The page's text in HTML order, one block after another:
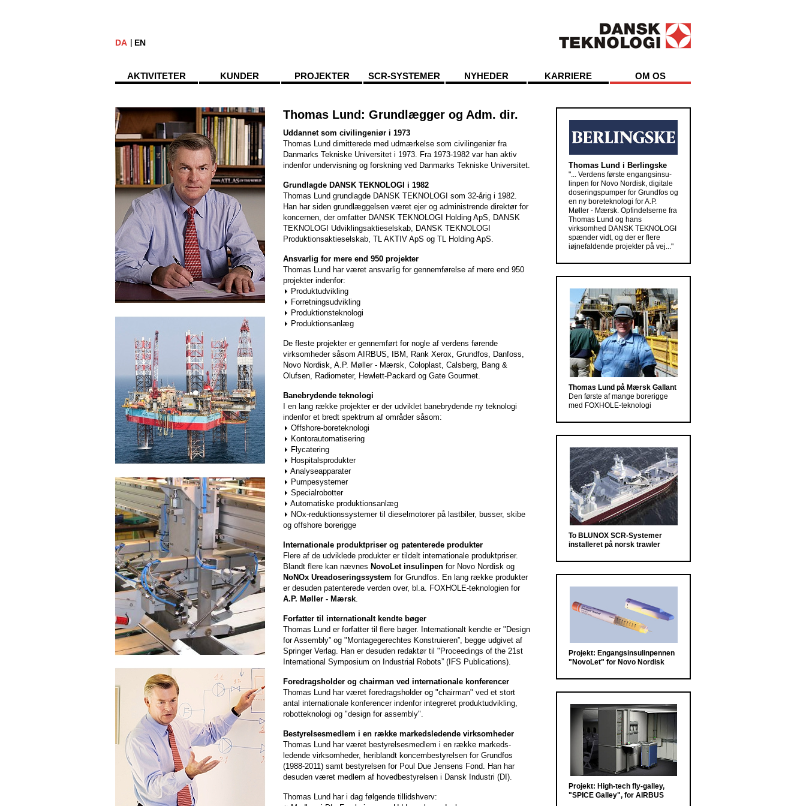
DA EN
AKTIVITETER KUNDER PROJEKTER SCR-SYSTEMER NYHEDER KARRIERE OM OS
Thomas Lund: Grundlægger og Adm. dir.
Uddannet som civilingeniør i 1973
Thomas Lund dimitterede med udmærkelse som civilingeniør fra
Danmarks Tekniske Universitet i 1973. Fra 1973-1982 var han aktiv
indenfor undervisning og forskning ved Danmarks Tekniske Universitet.
Grundlagde DANSK TEKNOLOGI i 1982
Thomas Lund grundlagde DANSK TEKNOLOGI som 32-årig i 1982.
Han har siden grundlæggelsen været ejer og administrende direktør for
koncernen, der omfatter DANSK TEKNOLOGI Holding ApS, DANSK
TEKNOLOGI Udviklingsaktieselskab, DANSK TEKNOLOGI
Produktionsaktieselskab, TL AKTIV ApS og TL Holding ApS.
Ansvarlig for mere end 950 projekter
Thomas Lund har været ansvarlig for gennemførelse af mere end 950
projekter indenfor:
Produktudvikling
Forretningsudvikling
Produktionsteknologi
Produktionsanlæg
De fleste projekter er gennemført for nogle af verdens førende
virksomheder såsom AIRBUS, IBM, Rank Xerox, Grundfos, Danfoss,
Novo Nordisk, A.P. Møller - Mærsk, Coloplast, Calsberg, Bang &
Olufsen, Radiometer, Hewlett-Packard og Gate Gourmet.
Banebrydende teknologi
I en lang række projekter er der udviklet banebrydende ny teknologi
indenfor et bredt spektrum af områder såsom:
Offshore-boreteknologi
Kontorautomatisering
Flycatering
Hospitalsprodukter
Analyseapparater
Pumpesystemer
Specialrobotter
Automatiske produktionsanlæg
NOx-reduktionssystemer til dieselmotorer på lastbiler, busser, skibe
og offshore borerigge
Internationale produktpriser og patenterede produkter
Flere af de udviklede produkter er tildelt internationale produktpriser.
Blandt flere kan nævnes NovoLet insulinpen for Novo Nordisk og
NoNOx Ureadoseringssystem for Grundfos. En lang række produkter
er desuden patenterede verden over, bl.a. FOXHOLE-teknologien for
A.P. Møller - Mærsk.
Forfatter til internationalt kendte bøger
Thomas Lund er forfatter til flere bøger. Internationalt kendte er "Design
for Assembly” og "Montagegerechtes Konstruieren”, begge udgivet af
Springer Verlag. Han er desuden redaktør til "Proceedings of the 21st
International Symposium on Industrial Robots” (IFS Publications).
Foredragsholder og chairman ved internationale konferencer
Thomas Lund har været foredragsholder og "chairman" ved et stort
antal internationale konferencer indenfor integreret produktudvikling,
robotteknologi og "design for assembly".
Bestyrelsesmedlem i en række markedsledende virksomheder
Thomas Lund har været bestyrelsesmedlem i en række markeds-
ledende virksomheder, heriblandt koncernbestyrelsen for Grundfos
(1988-2011) samt bestyrelsen for Poul Due Jensens Fond. Han har
desuden været medlem af hovedbestyrelsen i Dansk Industri (DI).
Thomas Lund har i dag følgende tillidshverv:
Thomas Lund i Berlingske
"... Verdens første engangsinsu-
linpen for Novo Nordisk, digitale
doseringspumper for Grundfos og
en ny boreteknologi for A.P.
Møller - Mærsk. Opfindelserne fra
Thomas Lund og hans
virksomhed DANSK TEKNOLOGI
spænder vidt, og der er flere
iøjnefaldende projekter på vej..."
Thomas Lund på Mærsk Gallant
Den første af mange borerigge
med FOXHOLE-teknologi
To BLUNOX SCR-Systemer
installeret på norsk trawler
Projekt: Engangsinsulinpennen
"NovoLet" for Novo Nordisk
Projekt: High-tech fly-galley,
"SPICE Galley", for AIRBUS